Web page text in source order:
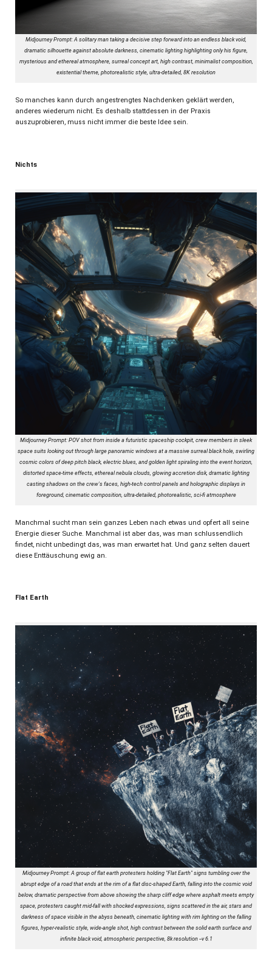
Midjourney Prompt: A solitary man taking a decisive step forward into an endless black void,
dramatic silhouette against absolute darkness, cinematic lighting highlighting only his figure,
mysterious and ethereal atmosphere, surreal concept art, high contrast, minimalist composition,
existential theme, photorealistic style, ultra-detailed, 8K resolution
So manches kann durch angestrengtes Nachdenken geklärt werden,
anderes wiederum nicht. Es deshalb stattdessen in der Praxis
auszuprobieren, muss nicht immer die beste Idee sein.
Nichts
Midjourney Prompt: POV shot from inside a futuristic spaceship cockpit, crew members in sleek
space suits looking out through large panoramic windows at a massive surreal black hole, swirling
cosmic colors of deep pitch black, electric blues, and golden light spiraling into the event horizon,
distorted space-time effects, ethereal nebula clouds, glowing accretion disk, dramatic lighting
casting shadows on the crew's faces, high-tech control panels and holographic displays in
foreground, cinematic composition, ultra-detailed, photorealistic, sci-fi atmosphere
Manchmal sucht man sein ganzes Leben nach etwas und opfert all seine
Energie dieser Suche. Manchmal ist aber das, was man schlussendlich
findet, nicht unbedingt das, was man erwartet hat. Und ganz selten dauert
diese Enttäuschung ewig an.
Flat Earth
Midjourney Prompt: A group of flat earth protesters holding "Flat Earth" signs tumbling over the
abrupt edge of a road that ends at the rim of a flat disc-shaped Earth, falling into the cosmic void
below, dramatic perspective from above showing the sharp cliff edge where asphalt meets empty
space, protesters caught mid-fall with shocked expressions, signs scattered in the air, stars and
darkness of space visible in the abyss beneath, cinematic lighting with rim lighting on the falling
figures, hyper-realistic style, wide-angle shot, high contrast between the solid earth surface and
infinite black void, atmospheric perspective, 8k resolution --v 6.1